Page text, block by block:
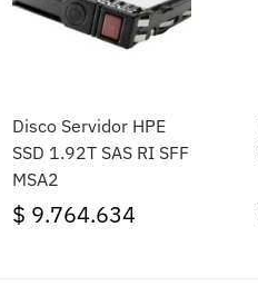
Disco Servidor HPE
SSD 1.92T SAS RI SFF
MSA2
$ 9.764.634